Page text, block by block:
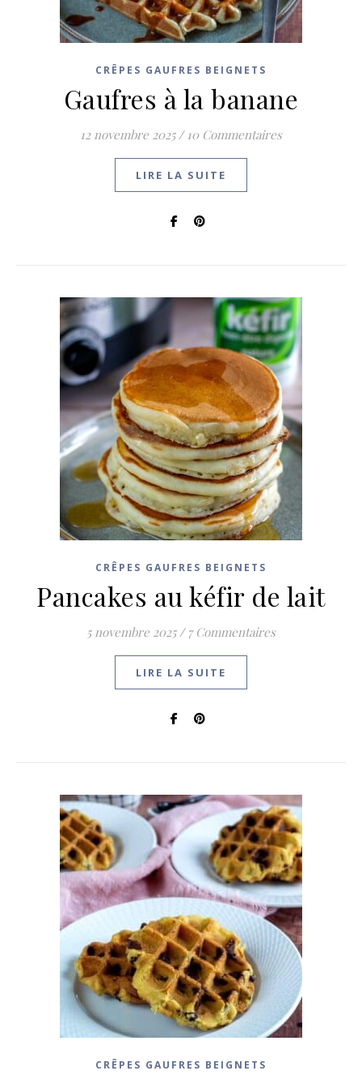
CRÊPES GAUFRES BEIGNETS
Gaufres à la banane
12 novembre 2025 / 10 Commentaires
LIRE LA SUITE
CRÊPES GAUFRES BEIGNETS
Pancakes au kéfir de lait
5 novembre 2025 / 7 Commentaires
LIRE LA SUITE
CRÊPES GAUFRES BEIGNETS